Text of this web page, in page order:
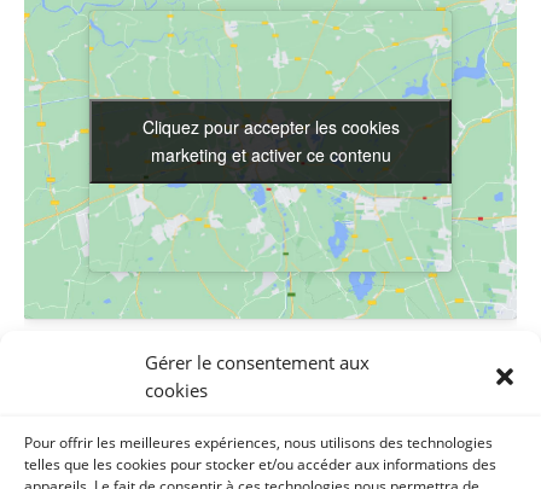
Gérer le consentement aux
cookies
Pour offrir les meilleures expériences, nous utilisons des technologies
telles que les cookies pour stocker et/ou accéder aux informations des
Bagnères de Luchon, 31110 France + Google Map
Cliquez pour accepter les cookies
marketing et activer ce contenu
Cliquez pour accepter les cookies
marketing et activer ce contenu